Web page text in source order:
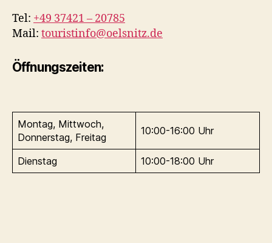
Tel: +49 37421 – 20785
Mail: touristinfo@oelsnitz.de
Öffnungszeiten:
Montag, Mittwoch,
Donnerstag, Freitag
10:00-16:00 Uhr
Dienstag 10:00-18:00 Uhr